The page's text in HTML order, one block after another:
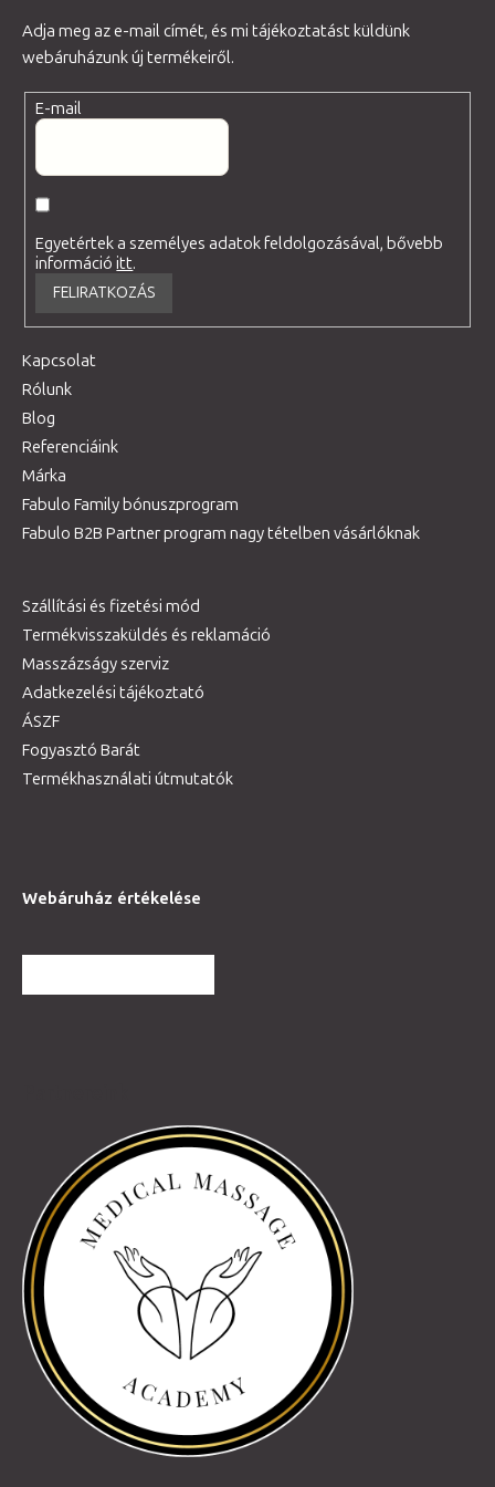
Adja meg az e-mail címét, és mi tájékoztatást küldünk
webáruházunk új termékeiről.
E-mail
Egyetértek a személyes adatok feldolgozásával, bővebb
információitt.
FELIRATKOZÁS
Kapcsolat
Rólunk
Blog
Referenciáink
Márka
Fabulo Family bónuszprogram
Fabulo B2B Partner program nagy tételben vásárlóknak
Szállítási és fizetési mód
Termékvisszaküldés és reklamáció
Masszázságy szerviz
Adatkezelési tájékoztató
ÁSZF
Fogyasztó Barát
Termékhasználati útmutatók
Webáruház értékelése